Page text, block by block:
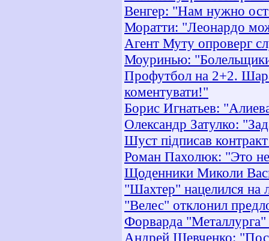
Венгер: "Нам нужно
Моратти: "Леонардо
Агент Муту опроверг
Моуринью:
Профутбол на 2+2.
коментувати!"
Борис Игнатьев:
Олександр Затулко:
Шуст підписав контракт
Роман Пахолюк: "Это
Щоденники Миколи
"Шахтер" нацелился на
"Велес" отклонил
Форварда
Андрей Шевченко: